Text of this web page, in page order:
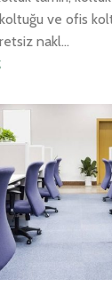
ve ofis
nakl...